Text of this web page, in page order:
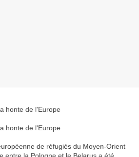
honte de l'Europe
honte de l'Europe
de réfugiés du Moyen-Orient